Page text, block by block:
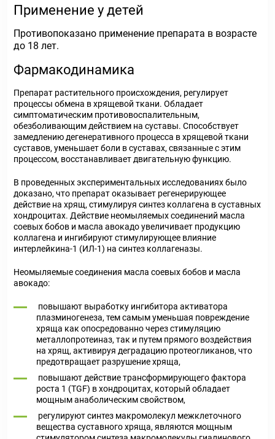
Применение у детей
Противопоказано применение препарата в возрасте
до 18 лет.
Фармакодинамика
Препарат растительного происхождения, регулирует
процессы обмена в хрящевой ткани. Обладает
симптоматическим противовоспалительным,
обезболивающим действием на суставы. Способствует
замедлению дегенеративного процесса в хрящевой ткани
суставов, уменьшает боли в суставах, связанные с этим
процессом, восстанавливает двигательную функцию.
В проведенных экспериментальных исследованиях было
доказано, что препарат оказывает регенерирующее
действие на хрящ, стимулируя синтез коллагена в суставных
хондроцитах. Действие неомыляемых соединений масла
соевых бобов и масла авокадо увеличивает продукцию
коллагена и ингибируют стимулирующее влияние
интерлейкина-1 (ИЛ-1) на синтез коллагеназы.
Неомыляемые соединения масла соевых бобов и масла
авокадо:
повышают выработку ингибитора активатора
плазминогенеза, тем самым уменьшая повреждение
хряща как опосредованно через стимуляцию
металлопротеиназ, так и путем прямого воздействия
на хрящ, активируя деградацию протеогликанов, что
предотвращает разрушение хряща,
повышают действие трансформирующего фактора
роста 1 (TGF) в хондроцитах, который обладает
мощным анаболическим свойством,
регулируют синтез макромолекул межклеточного
вещества суставного хряща, являются мощным